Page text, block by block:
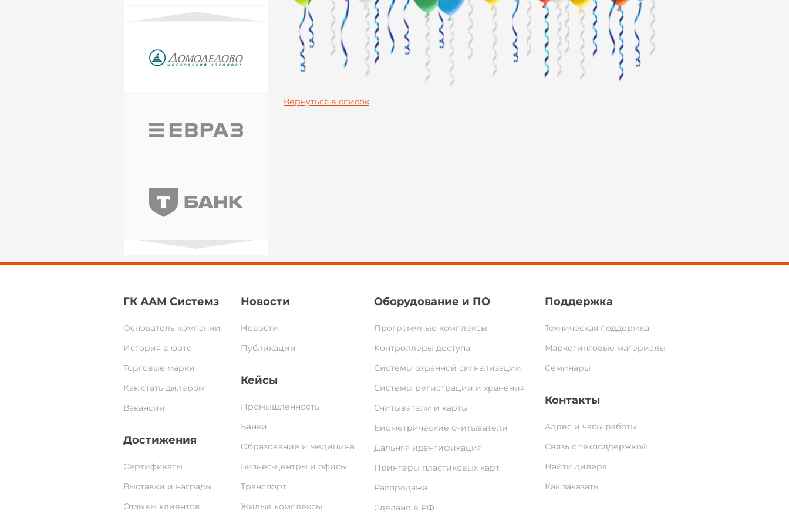
Вернуться в список
ГК ААМ Системз
Основатель компании
История в фото
Торговые марки
Как стать дилером
Вакансии
Достижения
Сертификаты
Выставки и награды
Отзывы клиентов
Новости
Новости
Публикации
Кейсы
Промышленность
Банки
Образование и медицина
Бизнес-центры и офисы
Транспорт
Жилые комплексы
Оборудование и ПО
Программные комплексы
Контроллеры доступа
Системы охранной сигнализации
Системы регистрации и хранения
Считыватели и карты
Биометрические считыватели
Дальняя идентификация
Принтеры пластиковых карт
Распродажа
Сделано в РФ
Поддержка
Техническая поддержка
Маркетинговые материалы
Семинары
Контакты
Адрес и часы работы
Связь с техподдержкой
Найти дилера
Как заказать